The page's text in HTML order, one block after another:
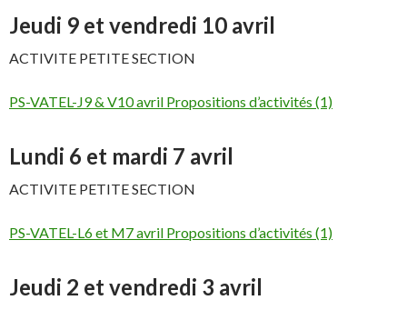
Jeudi 9 et vendredi 10 avril
ACTIVITE PETITE SECTION
PS-VATEL-J9 & V10 avril Propositions d’activités (1)
Lundi 6 et mardi 7 avril
ACTIVITE PETITE SECTION
PS-VATEL-L6 et M7 avril Propositions d’activités (1)
Jeudi 2 et vendredi 3 avril